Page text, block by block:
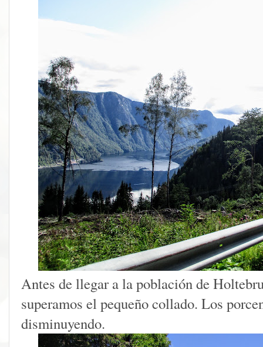
Antes de llegar a la población de
superamos el pequeño collado. Los
disminuyendo.